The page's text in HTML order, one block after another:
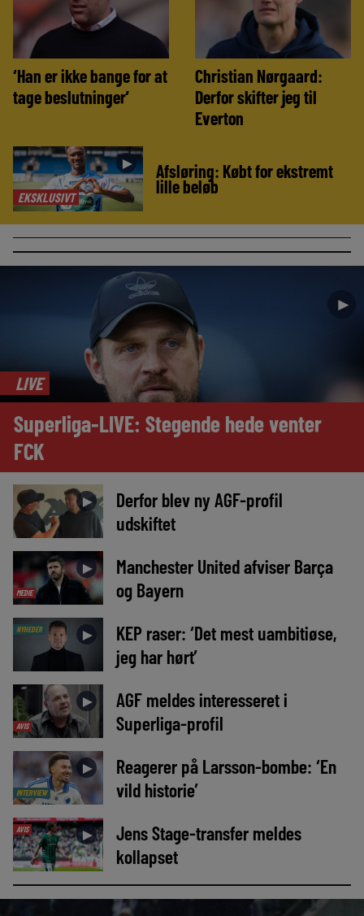
‘Han er ikke bange for at
tage beslutninger’
Christian Nørgaard:
Derfor skifter jeg til
Everton
EKSKLUSIVT
► Afsløring: Købt for ekstremt
lille beløb
►
LIVE
Superliga-LIVE: Stegende hede venter
FCK
►
Derfor blev ny AGF-profil
udskiftet
MEDIE
►
Manchester United afviser Barça
og Bayern
NYHEDER ►
KEP raser: ‘Det mest uambitiøse,
jeg har hørt’
AVIS
►
AGF meldes interesseret i
Superliga-profil
INTERVIEW
►
Reagerer på Larsson-bombe: ‘En
vild historie’
AVIS ►
Jens Stage-transfer meldes
kollapset